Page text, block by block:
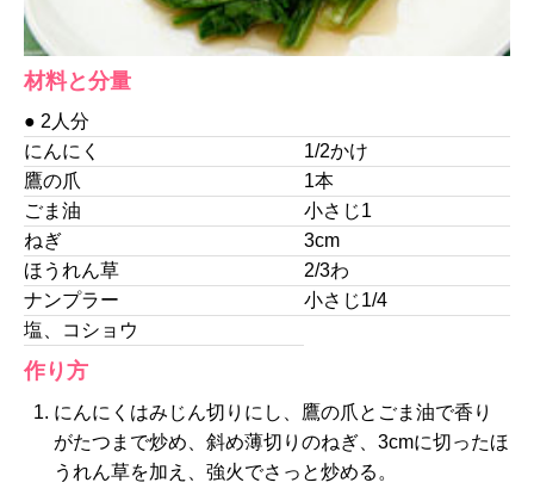
材料と分量
● 2人分
にんにく
1/2かけ
鷹の爪
1本
ごま油
小さじ1
ねぎ
3cm
ほうれん草
2/3わ
ナンプラー
小さじ1/4
塩、コショウ
作り方
にんにくはみじん切りにし、鷹の爪とごま油で香り
がたつまで炒め、斜め薄切りのねぎ、3cmに切ったほ
うれん草を加え、強火でさっと炒める。